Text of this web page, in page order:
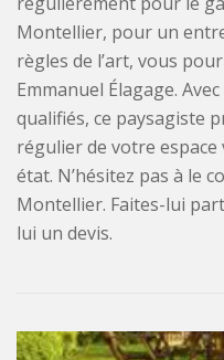
Montellier, pour un
règles de l’art, vous
Emmanuel Élagage.
qualifiés, ce paysagiste
régulier de votre
état. N’hésitez pas à le
Montellier. Faites-lui
lui un devis.